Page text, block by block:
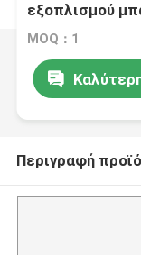
εξοπλισμού
MOQ：1
Περιγραφή